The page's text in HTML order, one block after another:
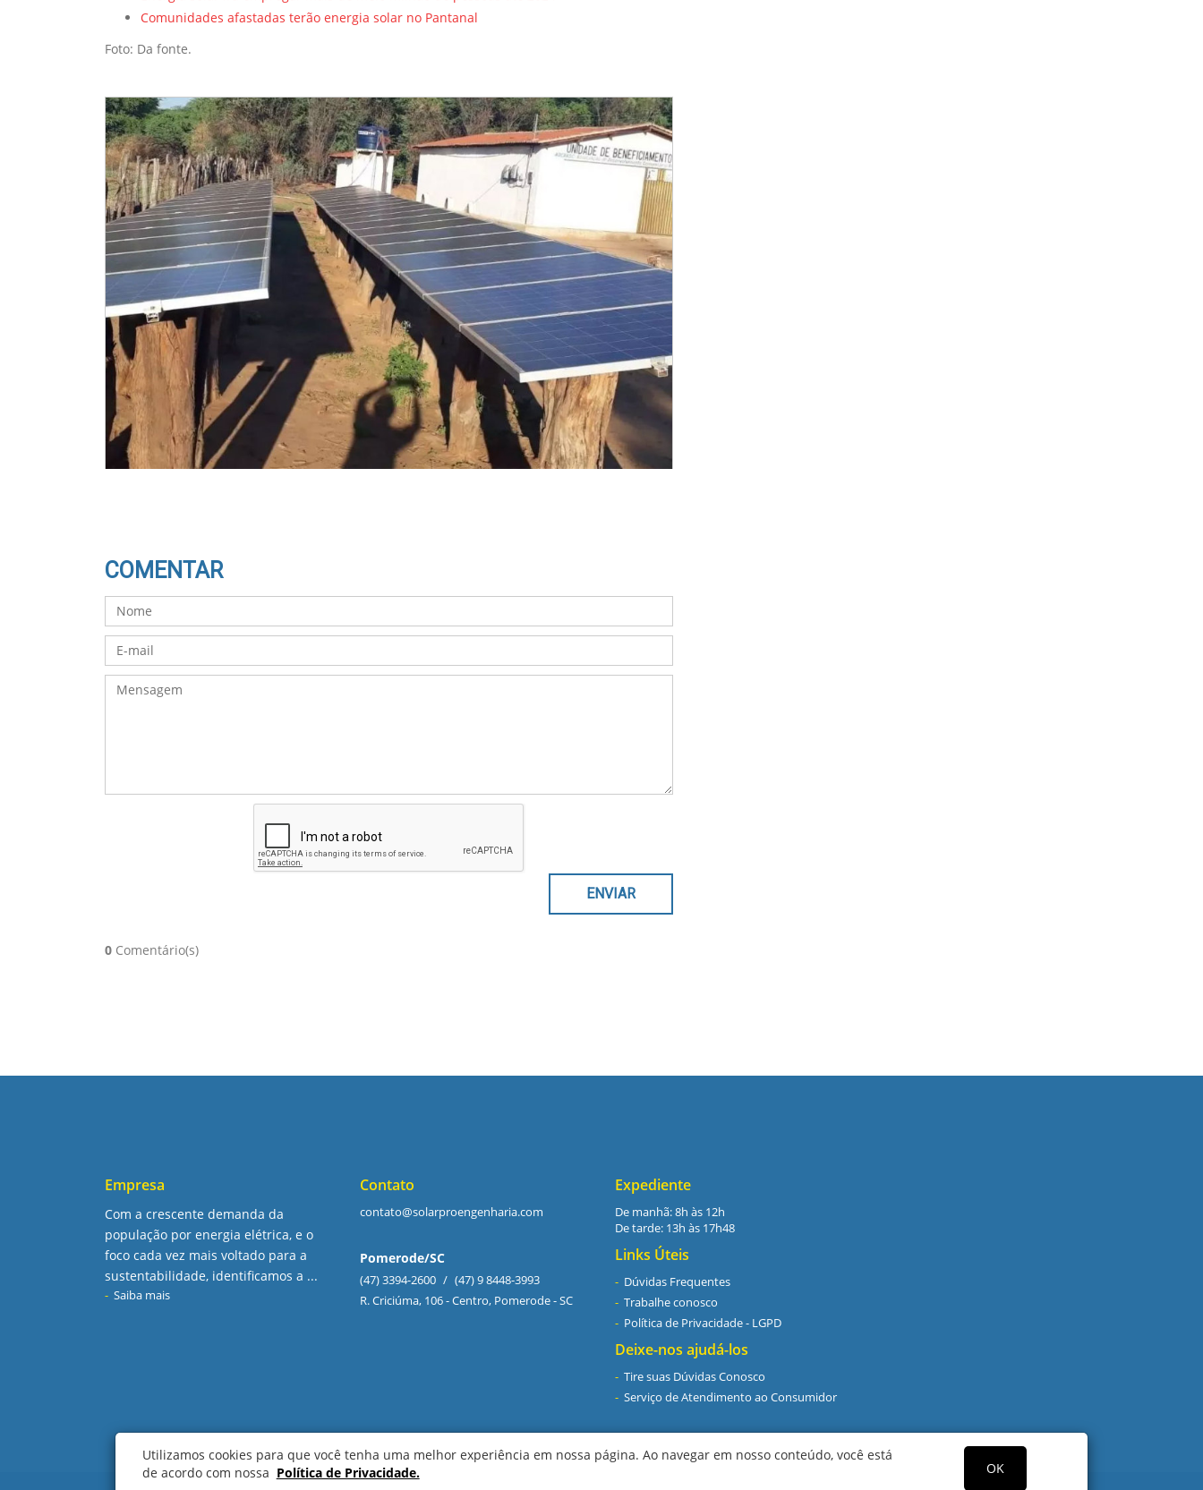
Comunidades afastadas terão energia solar no Pantanal
Foto: Da fonte.
COMENTAR
0 Comentário(s)
Empresa
Com a crescente demanda da
população por energia elétrica, e o
foco cada vez mais voltado para a
sustentabilidade, identificamos a ...
Saiba mais
Contato
contato@solarproengenharia.com
Pomerode/SC
(47) 3394-2600 / (47) 9 8448-3993
R. Criciúma, 106 - Centro, Pomerode - SC
Expediente
De manhã: 8h às 12h
De tarde: 13h às 17h48
Links Úteis
Dúvidas Frequentes
Trabalhe conosco
Política de Privacidade - LGPD
Deixe-nos ajudá-los
Tire suas Dúvidas Conosco
Serviço de Atendimento ao Consumidor
Utilizamos cookies para que você tenha uma melhor experiência em nossa página. Ao navegar em nosso conteúdo, você está
de acordo com nossa Política de Privacidade. OK